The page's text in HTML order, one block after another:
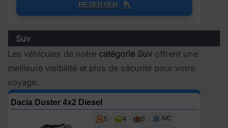
RÉSERVER
Suv
Les véhicules de notre catégorie Suv offrent une
meilleure visibilité et plus de sécurité pour votre
voyage.
Dacia Duster 4x2 Diesel
5 4 5
A/C